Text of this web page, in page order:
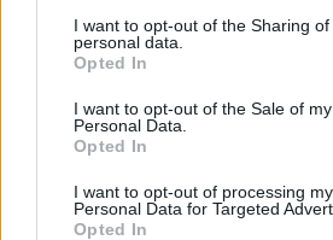
I want to opt-out of the Sharing of
personal data.
Opted In
I want to opt-out of the Sale of my
Personal Data.
Opted In
I want to opt-out of processing my
Personal Data for Targeted
Opted In
13:47
Λήγει
Ιουλίου η
31/07/26|17:17